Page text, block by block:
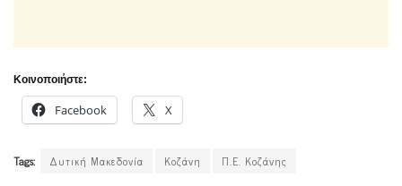
Κοινοποιήστε:
Facebook X
Tags: Δυτική Μακεδονία Κοζάνη Π.Ε. Κοζάνης